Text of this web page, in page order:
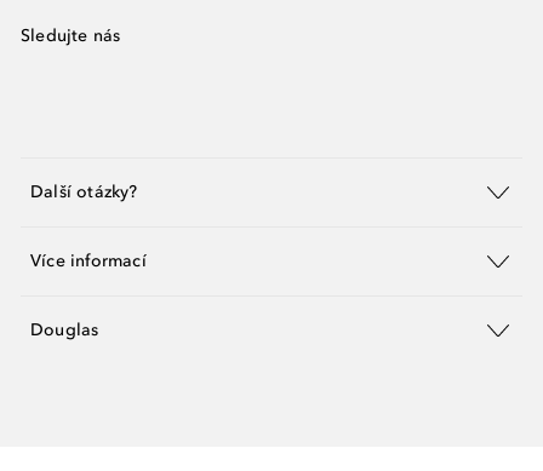
Sledujte nás
Další otázky?
Více informací
Douglas